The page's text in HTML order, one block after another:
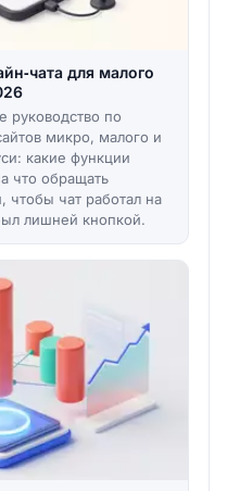
для малого
руководство по
микро, малого и
какие функции
что обращать
чтобы чат работал на
лишней кнопкой.